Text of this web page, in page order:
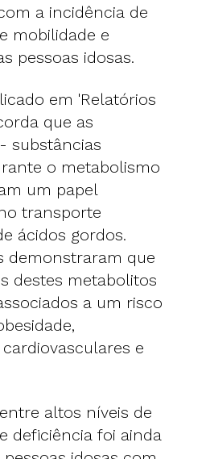
a incidência de
mobilidade e
pessoas idosas.
em 'Relatórios
que as
substâncias
o metabolismo
um papel
transporte
ácidos gordos.
demonstraram que
destes metabolitos
a um risco
e
altos níveis de
deficiência foi ainda